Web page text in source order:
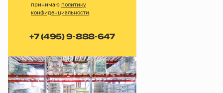
принимаю политику
конфиденциальности.
+7 (495) 9-888-647